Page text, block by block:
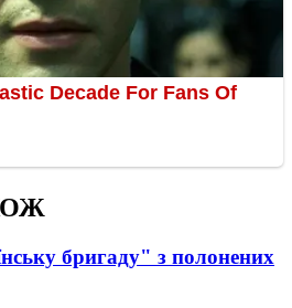
бригаду" з полонених